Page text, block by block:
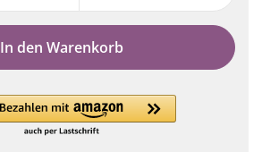
In den Warenkorb